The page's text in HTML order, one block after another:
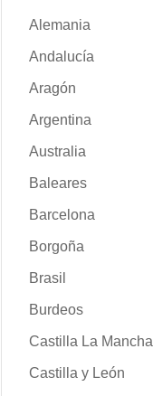
Alemania
Andalucía
Aragón
Argentina
Australia
Baleares
Barcelona
Borgoña
Brasil
Burdeos
Castilla La Mancha
Castilla y León